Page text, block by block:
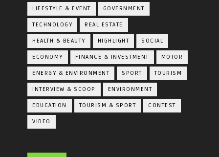
LIFESTYLE & EVENT GOVERNMENT
TECHNOLOGY REAL ESTATE
HEALTH & BEAUTY HIGHLIGHT SOCIAL
ECONOMY FINANCE & INVESTMENT MOTOR
ENERGY & ENVIRONMENT SPORT TOURISM
INTERVIEW & SCOOP ENVIRONMENT
EDUCATION TOURISM & SPORT CONTEST
VIDEO